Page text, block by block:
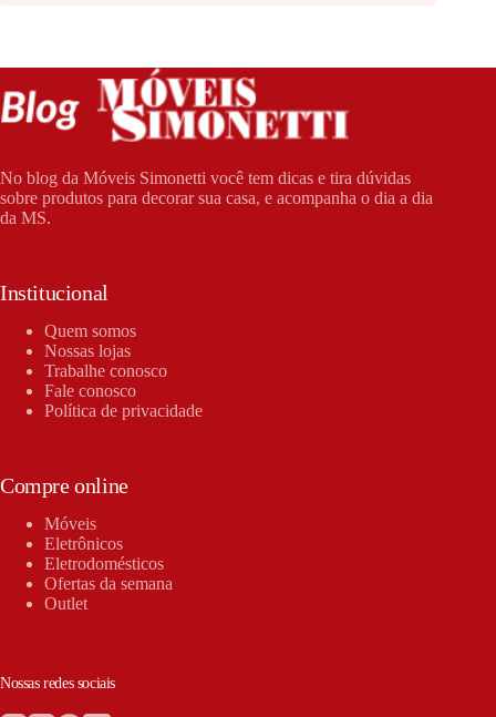
No blog da Móveis Simonetti você tem dicas e tira dúvidas
sobre produtos para decorar sua casa, e acompanha o dia a dia
da MS.
Institucional
Quem somos
Nossas lojas
Trabalhe conosco
Fale conosco
Política de privacidade
Compre online
Móveis
Eletrônicos
Eletrodomésticos
Ofertas da semana
Outlet
Nossas redes sociais